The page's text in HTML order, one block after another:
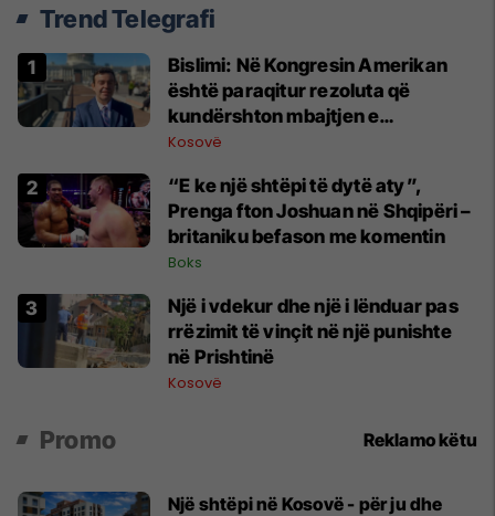
Trend Telegrafi
Bislimi: Në Kongresin Amerikan
është paraqitur rezoluta që
kundërshton mbajtjen e
Asamblesë Parlamentare të
Kosovë
“E ke një shtëpi të dytë aty”,
Prenga fton Joshuan në Shqipëri –
britaniku befason me komentin
Boks
Një i vdekur dhe një i lënduar pas
rrëzimit të vinçit në një punishte
në Prishtinë
Kosovë
Promo Reklamo këtu
Një shtëpi në Kosovë - për ju dhe